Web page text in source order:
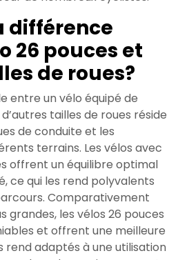
différence
26 pouces et
de roues?
entre un vélo équipé de
tailles de roues réside
de conduite et les
terrains. Les vélos avec
offrent un équilibre optimal
ce qui les rend polyvalents
Comparativement
grandes, les vélos 26 pouces
et offrent une meilleure
rend adaptés à une utilisation